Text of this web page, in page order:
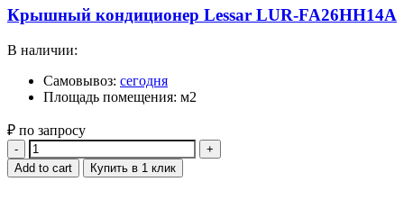
Крышный кондиционер Lessar LUR-FA26HH14A
В наличии:
Самовывоз: сегодня
Площадь помещения: м2
₽ по запросу
Quantity
Add to cart Купить в 1 клик